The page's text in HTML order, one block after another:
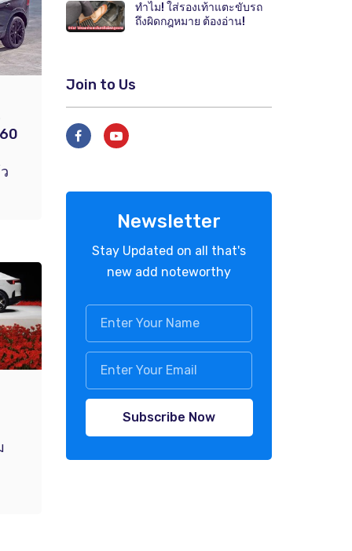
ทำไม! ใส่รองเท้าแตะขับรถ
ถึงผิดกฎหมาย ต้องอ่าน!
Join to Us
Newsletter
Stay Updated on all that's
new add noteworthy
Subscribe Now